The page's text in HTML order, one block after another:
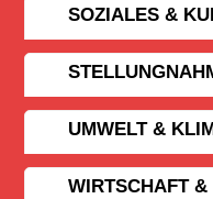
SOZIALES &
UMWELT &
WIRTSCHAFT &